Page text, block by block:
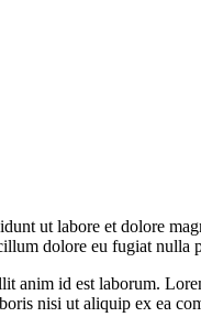
ut labore et dolore
dolore eu fugiat nulla
anim id est laborum.
nisi ut aliquip ex ea